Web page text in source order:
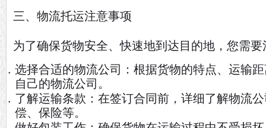
三、物流托运注意事项
为了确保货物安全、快速地到达目的地，您需
选择合适的物流公司：根据货物的特点、运输
自己的物流公司。
了解运输条款：在签订合同前，详细了解物流
偿、保险等。